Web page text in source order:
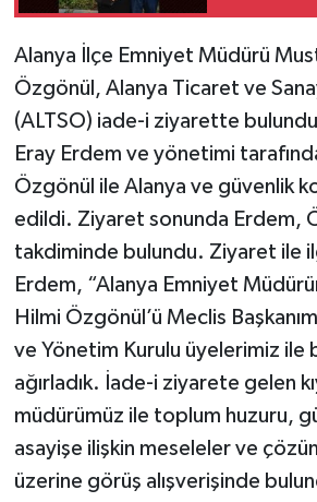
Alanya İlçe Emniyet Müdürü
Özgönül, Alanya Ticaret ve
(ALTSO) iade-i ziyarette
Eray Erdem ve yönetimi
Özgönül ile Alanya ve güvenlik
edildi. Ziyaret sonunda Erdem,
takdiminde bulundu. Ziyaret ile
Erdem, “Alanya Emniyet
Hilmi Özgönül’ü Meclis
ve Yönetim Kurulu üyelerimiz ile
ağırladık. İade-i ziyarete gelen
müdürümüz ile toplum huzuru,
asayişe ilişkin meseleler ve
üzerine görüş alışverişinde